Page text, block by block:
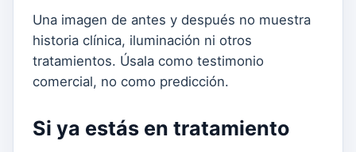
Una imagen de antes y después no muestra
historia clínica, iluminación ni otros
tratamientos. Úsala como testimonio
comercial, no como predicción.
Si ya estás en tratamiento